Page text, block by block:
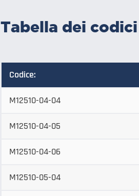
Tabella dei codici
Codice:
M12510-04-04
M12510-04-05
M12510-04-06
M12510-05-04